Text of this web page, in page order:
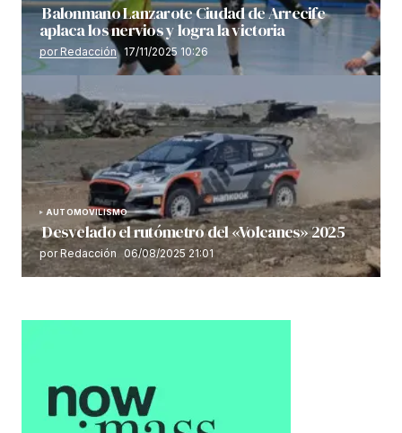
Balonmano Lanzarote Ciudad de Arrecife
aplaca los nervios y logra la victoria
por Redacción 17/11/2025 10:26
AUTOMOVILISMO
Desvelado el rutómetro del «Volcanes» 2025
por Redacción 06/08/2025 21:01